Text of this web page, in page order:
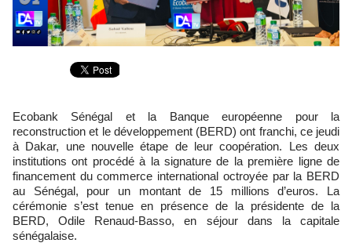
Ecobank Sénégal et la Banque européenne pour la
reconstruction et le développement (BERD) ont franchi, ce jeudi
à Dakar, une nouvelle étape de leur coopération. Les deux
institutions ont procédé à la signature de la première ligne de
financement du commerce international octroyée par la BERD
au Sénégal, pour un montant de 15 millions d’euros. La
cérémonie s’est tenue en présence de la présidente de la
BERD, Odile Renaud-Basso, en séjour dans la capitale
sénégalaise.